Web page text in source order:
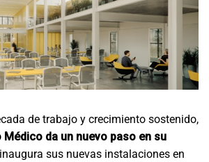
de trabajo y crecimiento sostenido,
Médico da un nuevo paso en su
sus nuevas instalaciones en